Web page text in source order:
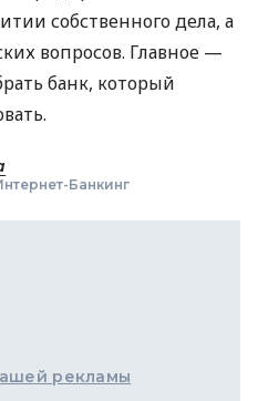
собственного дела, а
вопросов. Главное —
банк, который
Банкинг
рекламы